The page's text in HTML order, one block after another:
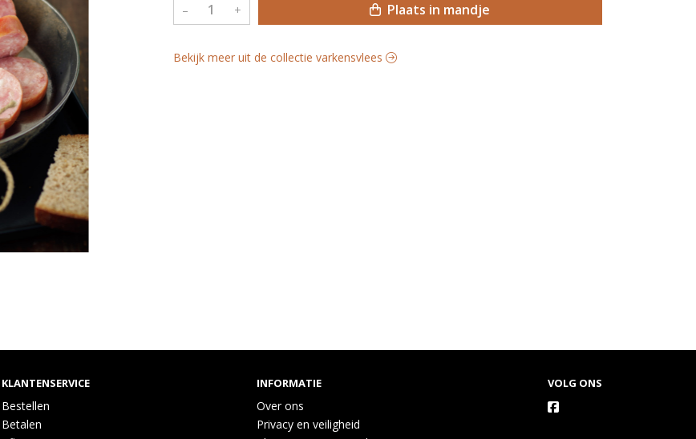
– + Plaats in mandje
Bekijk meer uit de collectie varkensvlees
KLANTENSERVICE
Bestellen
Betalen
INFORMATIE
Over ons
Privacy en veiligheid
VOLG ONS